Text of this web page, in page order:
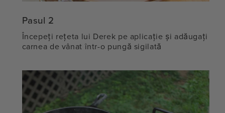
Pasul 2
Începeți rețeta lui Derek pe aplicație și adăugați
carnea de vânat într-o pungă sigilată